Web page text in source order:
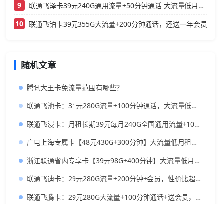
9
联通飞泽卡39元240G通用流量+50分钟通话 大流量低月租办理指南
10 联通飞铂卡39元355G大流量+200分钟通话，还送一年会员
随机文章
腾讯大王卡免流量范围有哪些？
联通飞池卡：31元280G流量+100分钟通话，大流量低月租长期套餐推荐
联通飞浸卡：月租长期39元每月240G全国通用流量+100分钟，强烈推荐！
广电上海专属卡【48元430G+300分钟】大流量低月租推荐
浙江联通省内专享卡【39元98G+400分钟】大流量低月租，浙江本地人首选
联通飞迪卡：29元280G流量+200分钟+会员，性价比超高的流量卡！
联通飞腾卡：29元280G大流量+100分钟通话+送会员，首月0元体验，长期套餐